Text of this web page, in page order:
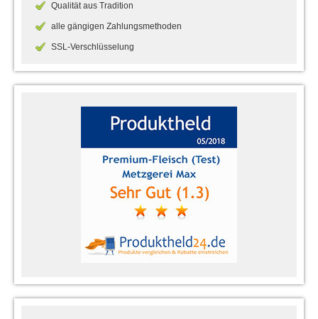
Qualität aus Tradition
alle gängigen Zahlungsmethoden
SSL-Verschlüsselung